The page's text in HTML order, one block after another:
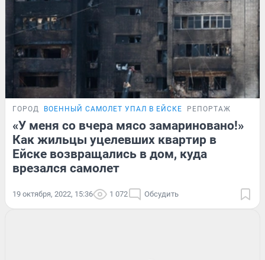
ГОРОД ВОЕННЫЙ САМОЛЕТ УПАЛ В ЕЙСКЕ РЕПОРТАЖ
«У меня со вчера мясо замариновано!»
Как жильцы уцелевших квартир в
Ейске возвращались в дом, куда
врезался самолет
19 октября, 2022, 15:36 1 072 Обсудить